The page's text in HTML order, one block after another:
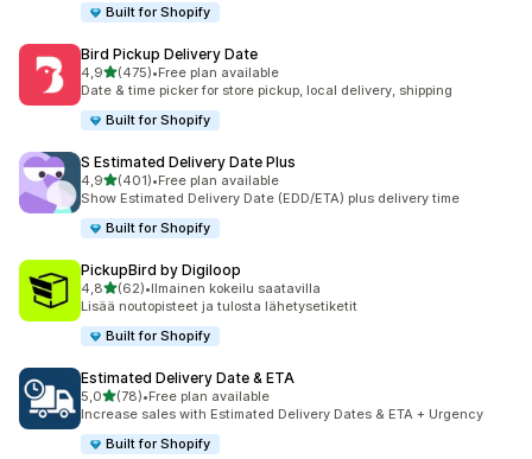
Built for Shopify
Bird Pickup Delivery Date
4,9/ 5 tähteä
(475)
475 arvostelua yhteensä
•Free plan available
Date & time picker for store pickup, local delivery, shipping
Built for Shopify
S Estimated Delivery Date Plus
4,9/ 5 tähteä
(401)
401 arvostelua yhteensä
•Free plan available
Show Estimated Delivery Date (EDD/ETA) plus delivery time
Built for Shopify
PickupBird by Digiloop
4,8/ 5 tähteä
(62)
62 arvostelua yhteensä
•Ilmainen kokeilu saatavilla
Lisää noutopisteet ja tulosta lähetysetiketit
Built for Shopify
Estimated Delivery Date & ETA
5,0/ 5 tähteä
(78)
78 arvostelua yhteensä
•Free plan available
Increase sales with Estimated Delivery Dates & ETA + Urgency
Built for Shopify